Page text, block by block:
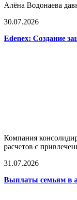
Алёна Водонаева
30.07.2026
Edenex: Создание
Компания
расчетов с
31.07.2026
Выплаты семьям в